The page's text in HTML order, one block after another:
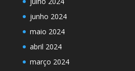
junho 2024
maio 2024
abril 2024
março 2024